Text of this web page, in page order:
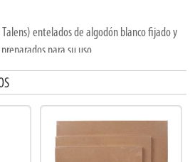
entelados de algodón blanco fijado y
para su uso.